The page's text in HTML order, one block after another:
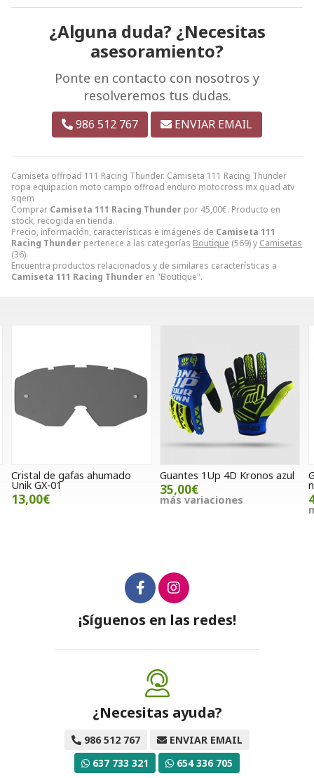
Camiseta offroad 111 Racing Thunder. Camiseta 111 Racing Thunder
ropa equipacion moto campo offroad enduro motocross mx quad atv
sqem
Comprar Camiseta 111 Racing Thunder por 45,00€. Producto en
stock, recogida en tienda.
Precio, información, características e imágenes de Camiseta 111
Racing Thunder pertenece a las categorías Boutique (569) y Camisetas
(36).
Encuentra productos relacionados y de similares características a
Camiseta 111 Racing Thunder en "Boutique".
¿Alguna duda? ¿Necesitas
asesoramiento?
Ponte en contacto con nosotros y
resolveremos tus dudas.
986 512 767 ENVIAR EMAIL
Guantes 1Up 4D Kronos azul
35,00€
más variaciones
Guantes Rainers Road
negro/fluor
49,00€
¡Síguenos en las redes!
¿Necesitas ayuda?
986 512 767
ENVIAR EMAIL
637 733 321
654 336 705